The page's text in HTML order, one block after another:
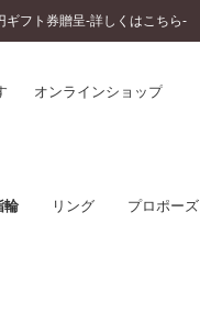
フト券贈呈-詳しくはこちら-
オンラインショップ
婚約指輪とは
輪 リング プロポーズ